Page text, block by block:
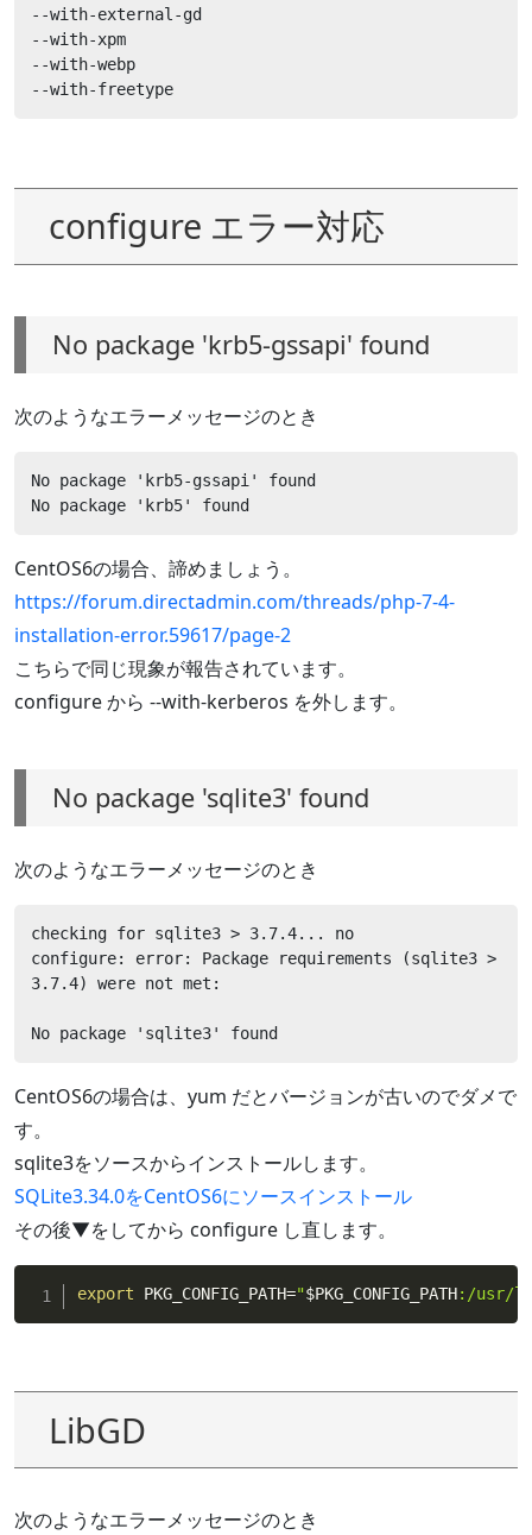
--with-external-gd
--with-xpm
--with-webp
--with-freetype
configure エラー対応
No package 'krb5-gssapi' found
次のようなエラーメッセージのとき
No package 'krb5-gssapi' found
No package 'krb5' found
CentOS6の場合、諦めましょう。
https://forum.directadmin.com/threads/php-7-4-
installation-error.59617/page-2
こちらで同じ現象が報告されています。
configure から --with-kerberos を外します。
No package 'sqlite3' found
次のようなエラーメッセージのとき
checking for sqlite3 > 3.7.4... no
configure: error: Package requirements (sqlite3 >
3.7.4) were not met:
No package 'sqlite3' found
CentOS6の場合は、yum だとバージョンが古いのでダメで
す。
sqlite3をソースからインストールします。
SQLite3.34.0をCentOS6にソースインストール
その後▼をしてから configure し直します。
export PKG_CONFIG_PATH="$PKG_CONFIG_PATH:/usr/
LibGD
次のようなエラーメッセージのとき